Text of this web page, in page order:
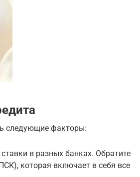
следующие факторы:
в разных банках. Обратите
которая включает в себя все